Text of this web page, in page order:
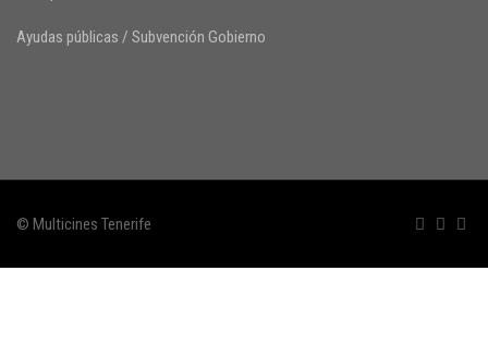
Ayudas públicas / Subvención Gobierno
© Multicines Tenerife